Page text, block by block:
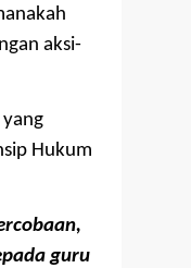
aksi-
Hukum
guru